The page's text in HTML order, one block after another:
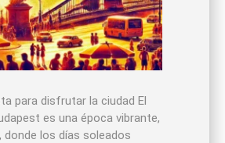
para disfrutar la ciudad El
es una época vibrante,
donde los días soleados